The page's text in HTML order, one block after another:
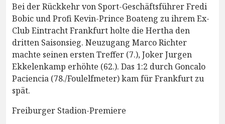
Bei der Rückkehr von Sport-Geschäftsführer Fredi
Bobic und Profi Kevin-Prince Boateng zu ihrem Ex-
Club Eintracht Frankfurt holte die Hertha den
dritten Saisonsieg. Neuzugang Marco Richter
machte seinen ersten Treffer (7.), Joker Jurgen
Ekkelenkamp erhöhte (62.). Das 1:2 durch Goncalo
Paciencia (78./Foulelfmeter) kam für Frankfurt zu
spät.
Freiburger Stadion-Premiere